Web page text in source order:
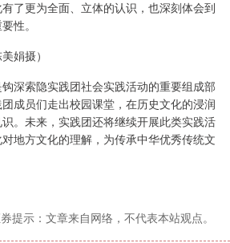
了更为全面、立体的认识，也深刻体会到
性。
娟摄）
深索隐实践团社会实践活动的重要组成部
成员们走出校园课堂，在历史文化的浸润
。未来，实践团还将继续开展此类实践活
地方文化的理解，为传承中华优秀传统文
提示：文章来自网络，不代表本站观点。